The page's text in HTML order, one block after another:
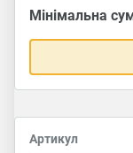
Мінімальна
Артикул